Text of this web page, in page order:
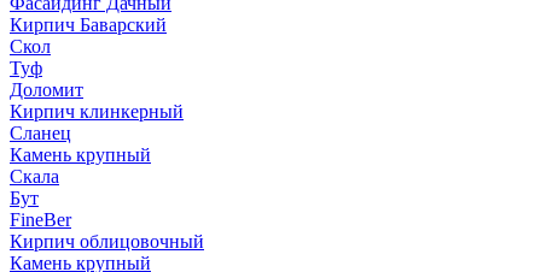
Кирпич Баварский
Скол
Туф
Доломит
Кирпич клинкерный
Сланец
Камень крупный
Скала
Бут
FineBer
Кирпич облицовочный
Камень крупный